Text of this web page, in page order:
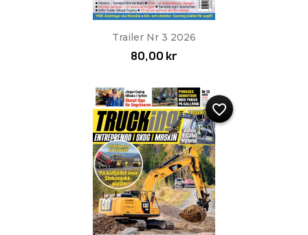
Trailer Nr 3 2026
80,00 kr
favorite_border